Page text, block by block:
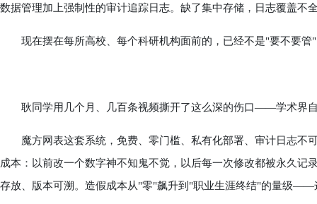
数据管理加上强制性的审计追踪日志。缺了集中存储，日志覆盖不
现在摆在每所高校、每个科研机构面前的，已经不是"要不要管
耿同学用几个月、几百条视频撕开了这么深的伤口——学术界自
魔方网表这套系统，免费、零门槛、私有化部署、审计日志不
成本：以前改一个数字神不知鬼不觉，以后每一次修改都被永久记
存放、版本可溯。造假成本从"零"飙升到"职业生涯终结"的量级——